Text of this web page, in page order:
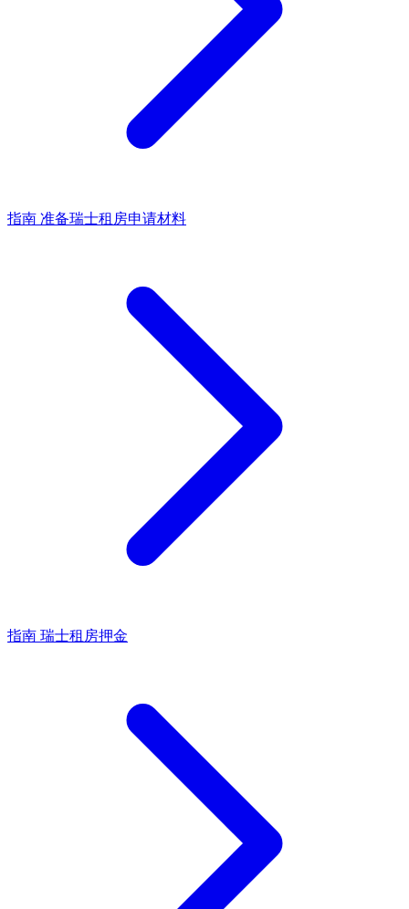
指南 准备瑞士租房申请材料
指南 瑞士租房押金